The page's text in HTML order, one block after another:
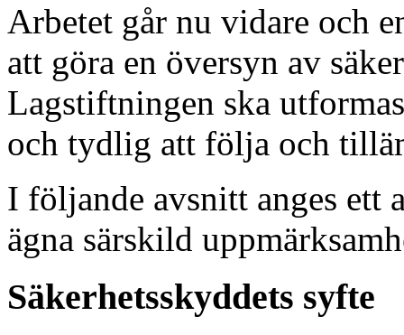
Arbetet går nu vidare och
att göra en översyn av
Lagstiftningen ska
och tydlig att följa och
I följande avsnitt anges ett
ägna särskild
Säkerhetsskyddets syfte